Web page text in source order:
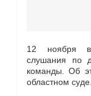
12 ноября в
слушания по
команды. Об
областном суде.